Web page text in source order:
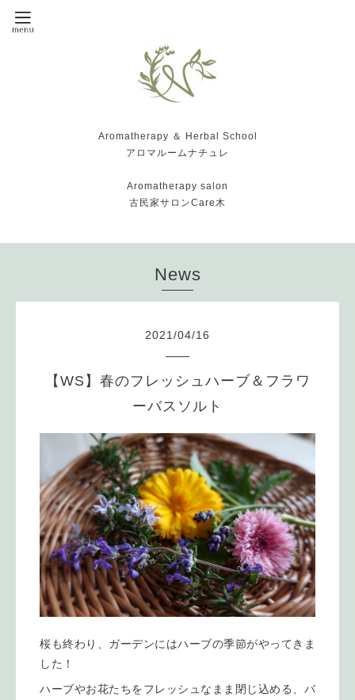
Aromatherapy ＆ Herbal School
アロマルームナチュレ
Aromatherapy salon
古民家サロンCare木
News
2021 /04/16
【WS】春のフレッシュハーブ＆フラワ
ーバスソルト
桜も終わり、ガーデンにはハーブの季節がやってきま
した！
ハーブやお花たちをフレッシュなまま閉じ込める、バ